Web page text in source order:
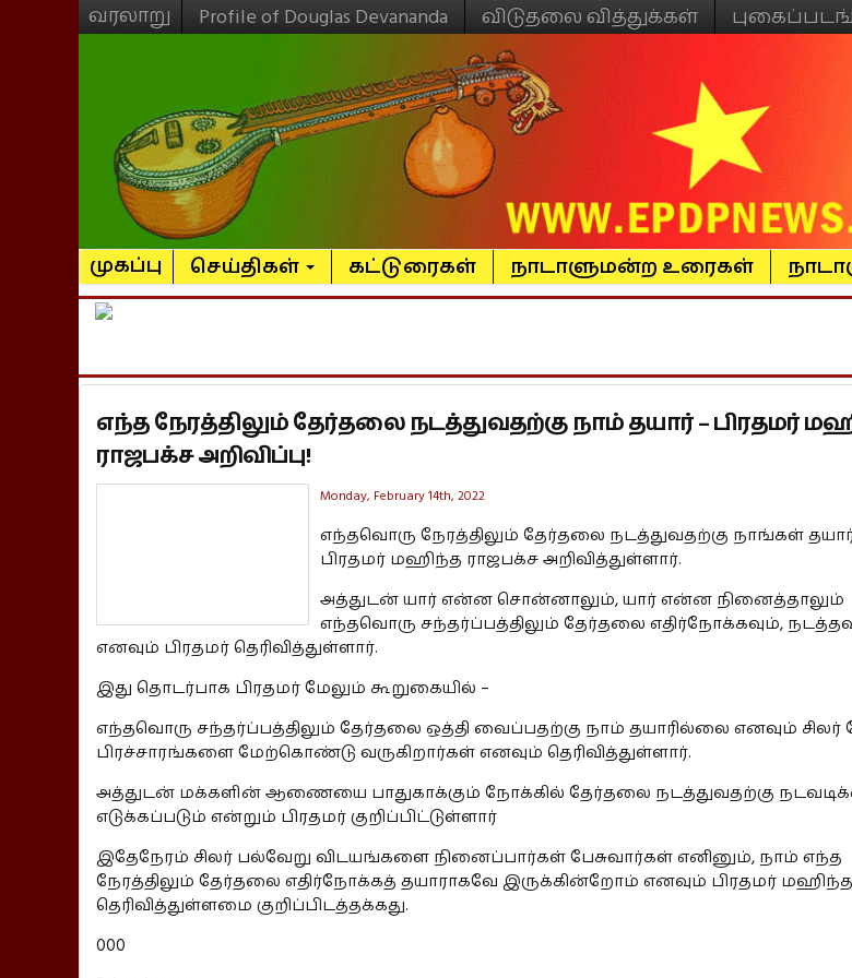
வரலாறு Profile of Douglas Devananda விடுதலை வித்துக்கள்
முகப்பு செய்திகள் கட்டுரைகள் நாடாளுமன்ற உரைகள்
எந்த நேரத்திலும் தேர்தலை நடத்துவதற்கு நாம் தயார் – பிரதமர்
ராஜபக்ச அறிவிப்பு!
Monday, February 14th, 2022
எந்தவொரு நேரத்திலும் தேர்தலை நடத்துவதற்கு நாங்கள்
பிரதமர் மஹிந்த ராஜபக்ச அறிவித்துள்ளார்.
அத்துடன் யார் என்ன சொன்னாலும், யார் என்ன நினைத்தாலும்
எந்தவொரு சந்தர்ப்பத்திலும் தேர்தலை எதிர்நோக்கவும்,
எனவும் பிரதமர் தெரிவித்துள்ளார்.
இது தொடர்பாக பிரதமர் மேலும் கூறுகையில் –
எந்தவொரு சந்தர்ப்பத்திலும் தேர்தலை ஒத்தி வைப்பதற்கு நாம் தயாரில்லை எனவும் சிலர்
பிரச்சாரங்களை மேற்கொண்டு வருகிறார்கள் எனவும் தெரிவித்துள்ளார்.
அத்துடன் மக்களின் ஆணையை பாதுகாக்கும் நோக்கில் தேர்தலை நடத்துவதற்கு
எடுக்கப்படும் என்றும் பிரதமர் குறிப்பிட்டுள்ளார்
இதேநேரம் சிலர் பல்வேறு விடயங்களை நினைப்பார்கள் பேசுவார்கள் எனினும், நாம் எந்த
நேரத்திலும் தேர்தலை எதிர்நோக்கத் தயாராகவே இருக்கின்றோம் எனவும் பிரதமர்
தெரிவித்துள்ளமை குறிப்பிடத்தக்கது.
000